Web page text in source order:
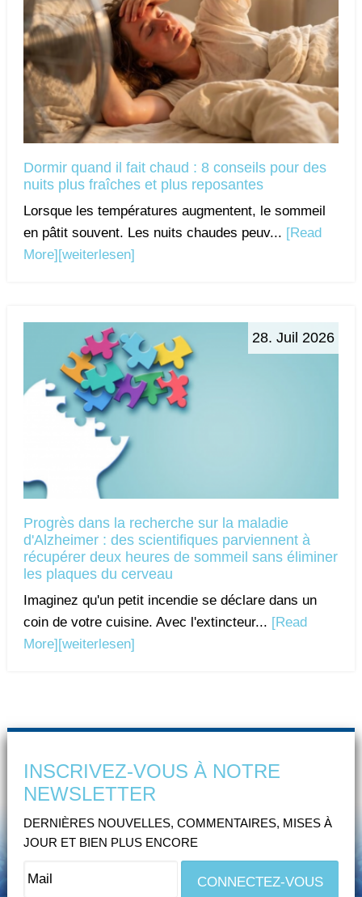
Dormir quand il fait chaud : 8 conseils pour des
nuits plus fraîches et plus reposantes
Lorsque les températures augmentent, le sommeil
en pâtit souvent. Les nuits chaudes peuv... [Read
More] [weiterlesen]
28. Juil 2026
Progrès dans la recherche sur la maladie
d'Alzheimer : des scientifiques parviennent à
récupérer deux heures de sommeil sans éliminer
les plaques du cerveau
Imaginez qu'un petit incendie se déclare dans un
coin de votre cuisine. Avec l'extincteur... [Read
More][weiterlesen]
INSCRIVEZ-VOUS À NOTRE
NEWSLETTER
DERNIÈRES NOUVELLES, COMMENTAIRES, MISES À
JOUR ET BIEN PLUS ENCORE